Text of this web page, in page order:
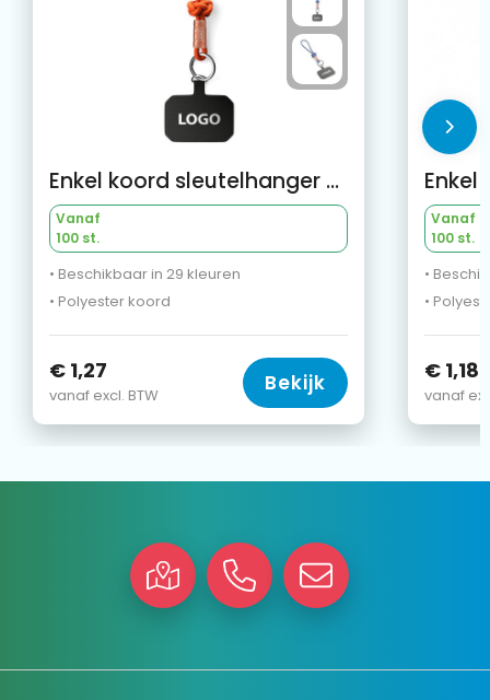
Enkel koord sleutelhanger en telefoonhouder met eigen designlabel
Vanaf
100 st.
• Beschikbaar in 29 kleuren
• Polyester koord
€ 1,27
vanaf excl. BTW Bekijk
Vanaf
100 st.
•
•
€ 1,18
vanaf